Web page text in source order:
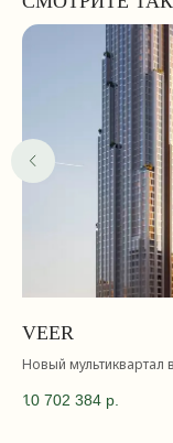
VEER
Новый мультиквартал
возможностей. VEER
10 702 384 р.